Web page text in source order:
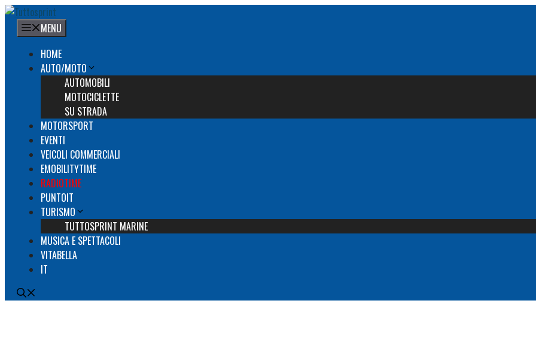
Vai
contenuto
MENU
HOME
AUTO/MOTO
AUTOMOBILI
MOTOCICLETTE
SU STRADA
MOTORSPORT
EVENTI
VEICOLI COMMERCIALI
EMOBILITYTIME
RADIOTIME
PUNTOIT
TURISMO
TUTTOSPRINT MARINE
MUSICA E SPETTACOLI
VITABELLA
IT